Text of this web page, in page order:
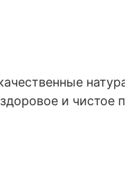
и